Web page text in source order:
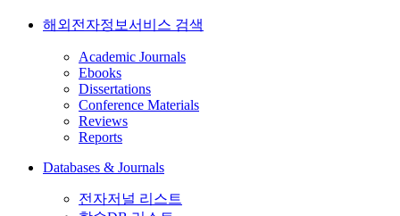
해외전자정보서비스 검색
Academic Journals
Ebooks
Dissertations
Conference Materials
Reviews
Reports
Databases & Journals
전자저널 리스트